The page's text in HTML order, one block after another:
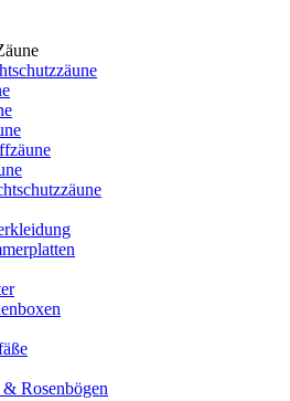
Rosenbögen